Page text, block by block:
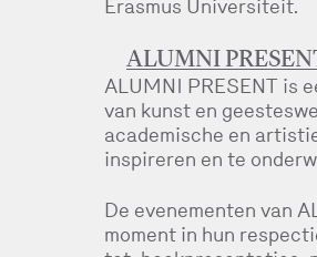
Erasmus Universiteit.
ALUMNI
ALUMNI PRESENT is
van kunst en
academische en
inspireren en te
De evenementen van
moment in hun